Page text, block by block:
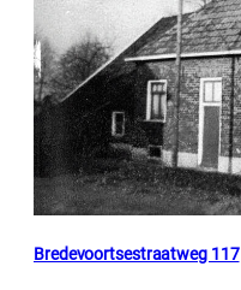
Bredevoortsestraatweg 117